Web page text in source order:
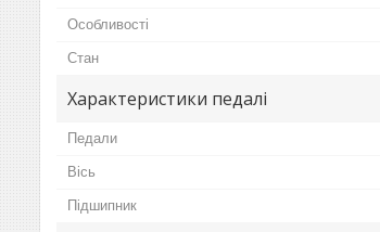
Особливості
Стан
Характеристики педалі
Педали
Вісь
Підшипник